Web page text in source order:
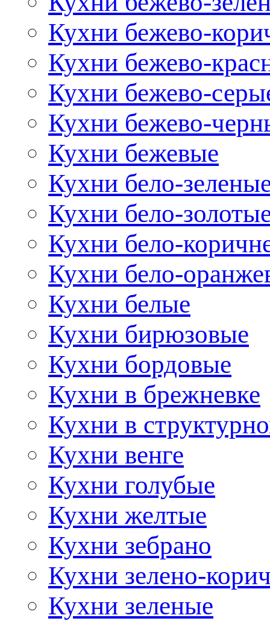
Кухни бежево-
Кухни бежево-
Кухни бежево-
Кухни бежево-
Кухни бежевые
Кухни бело-
Кухни бело-
Кухни бело-
Кухни бело-
Кухни белые
Кухни бирюзовые
Кухни бордовые
Кухни в брежневке
Кухни в
Кухни венге
Кухни голубые
Кухни желтые
Кухни зебрано
Кухни зелено-
Кухни зеленые